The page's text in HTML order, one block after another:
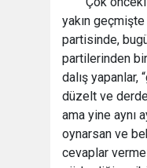
yakın
partisinde,
partilerinden
dalış yapanlar,
düzelt ve
ama yine aynı
oynarsan ve
cevaplar